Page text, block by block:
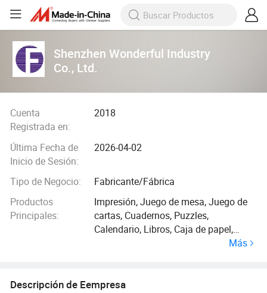
Shenzhen Wonderful Industry
Co., Ltd.
Cuenta
Registrada en:
2018
Última Fecha de
Inicio de Sesión:
2026-04-02
Tipo de Negocio:
Fabricante/Fábrica
Productos
Principales:
Impresión, Juego de mesa, Juego de
cartas, Cuadernos, Puzzles,
Calendario, Libros, Caja de papel,
impresión de papel OEM, TarjetasMás
Descripción de Eempresa